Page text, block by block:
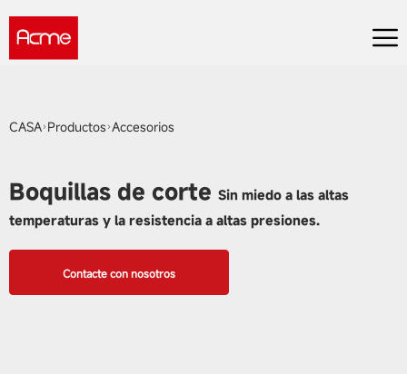
CASA Productos Accesorios
Boquillas de corte Sin miedo a las altas
temperaturas y la resistencia a altas presiones.
Contacte con nosotros